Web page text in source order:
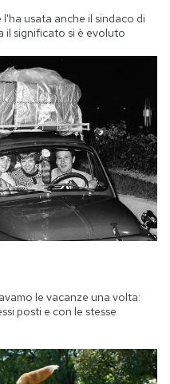
usata anche il sindaco di
il significato si è evoluto
le vacanze una volta:
posti e con le stesse